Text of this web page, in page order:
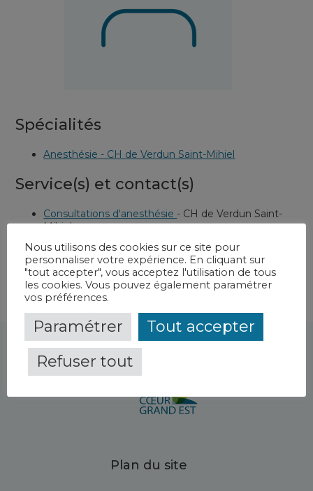
Spécialités
Anesthésie - CH de Verdun Saint-Mihiel
Service(s) et contact(s)
Consultations d'anesthésie - CH de Verdun Saint-
Mihiel
Plan du site
Nous utilisons des cookies sur ce site pour
personnaliser votre expérience. En cliquant sur
"tout accepter", vous acceptez l'utilisation de tous
les cookies. Vous pouvez également paramétrer
vos préférences.
Paramétrer
Tout accepter
Refuser tout